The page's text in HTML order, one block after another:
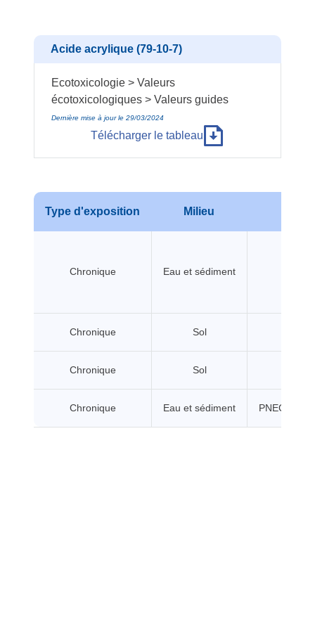
Acide acrylique (79-10-7)
Ecotoxicologie > Valeurs
écotoxicologiques > Valeurs guides
Dernière mise à jour le 29/03/2024
Télécharger le tableau
Type d'exposition Milieu
Chronique Eau et sédiment
Chronique Sol
Chronique Sol
Chronique Eau et sédiment PNEC